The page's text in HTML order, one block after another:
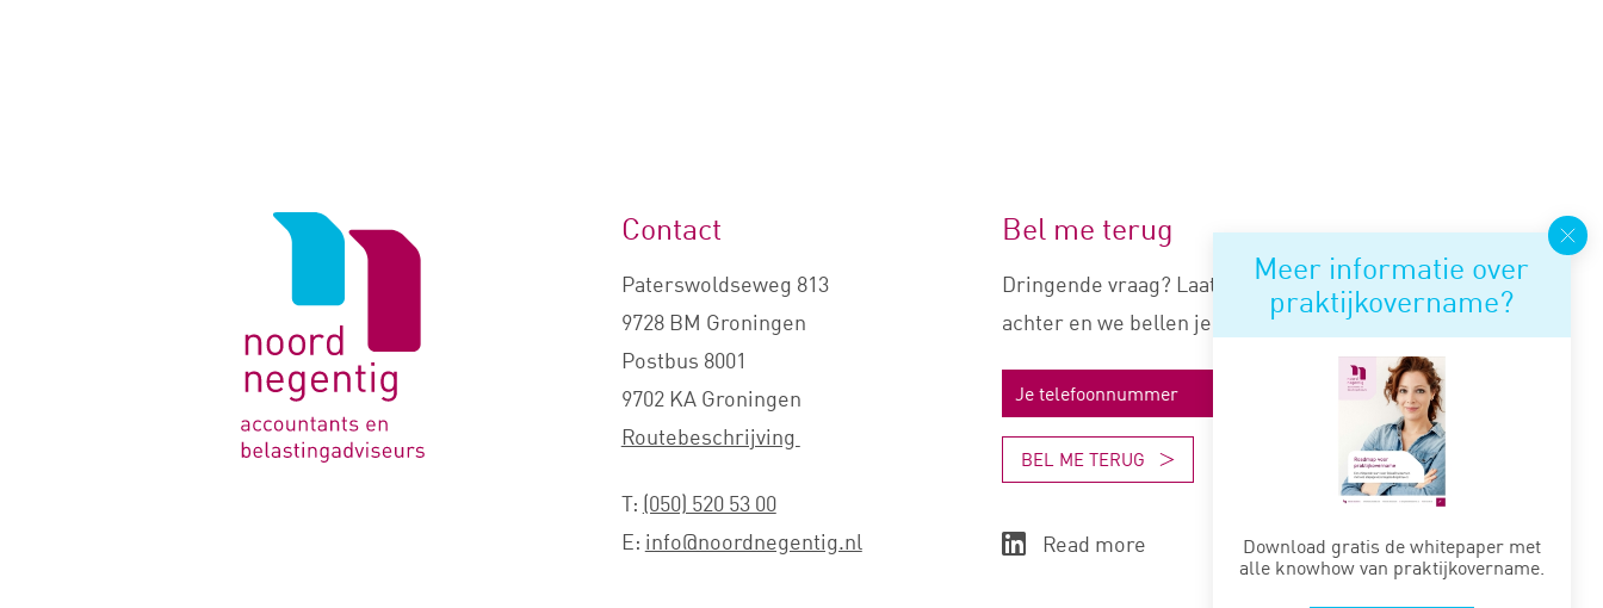
Meer informatie over
praktijkovername?
Download gratis de whitepaper met
alle knowhow van praktijkovername.
Logo
Contact
Paterswoldseweg 813
9728 BM Groningen
Postbus 8001
9702 KA Groningen
Routebeschrijving
T: (050) 520 53 00
E: info@noordnegentig.nl
Bel me terug
Dringende vraag? Laat je nummer
achter en we bellen je snel terug.
BEL ME TERUG
Read more